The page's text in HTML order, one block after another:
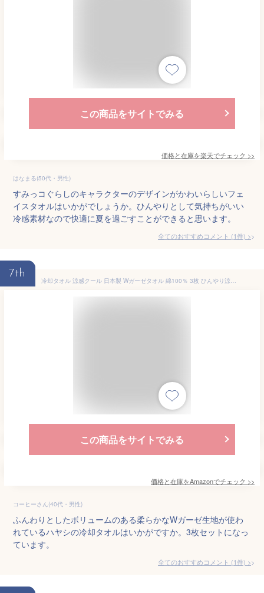
この商品をサイトでみる
価格と在庫を楽天でチェック >>
はなまる(50代・男性)
すみっコぐらしのキャラクターのデザインがかわいらしいフェ
イスタオルはいかがでしょうか。ひんやりとして気持ちがいい
冷感素材なので快適に夏を過ごすことができると思います。
全てのおすすめコメント (1件) >
7th
冷却タオル 涼感クール 日本製 Wガーゼタオル 綿100％ 3枚 ひんやり涼感 国産 熱中症対策 コットン フェイスタオル スポーツタオル アウトドア 作業 HT-01
この商品をサイトでみる
価格と在庫をAmazonでチェック >>
コーヒーさん(40代・男性)
ふんわりとしたボリュームのある柔らかなWガーゼ生地が使わ
れているハヤシの冷却タオルはいかがですか。3枚セットになっ
ています。
全てのおすすめコメント (1件) >